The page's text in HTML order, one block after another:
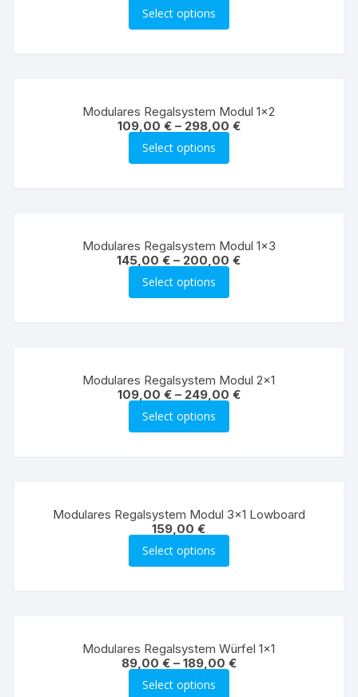
Select options
Modulares Regalsystem Modul 1×2
109,00 €– 298,00 €
Select options
Modulares Regalsystem Modul 1×3
145,00€ – 200,00€
Select options
Modulares Regalsystem Modul 2×1
109,00 €– 249,00 €
Select options
Modulares Regalsystem Modul 3×1 Lowboard
159,00€
Select options
Modulares Regalsystem Würfel 1×1
89,00 €– 189,00 €
Select options